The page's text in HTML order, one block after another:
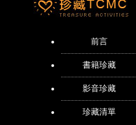
前言
書籍珍藏
影音珍藏
珍藏清單